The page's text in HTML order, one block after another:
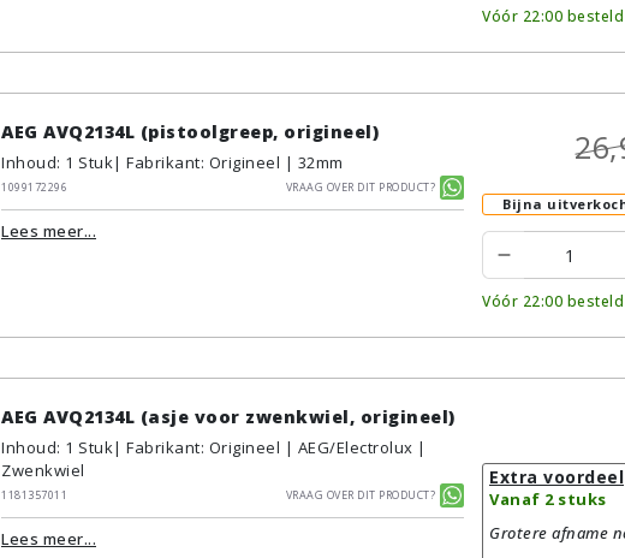
Vóór 22:00
AEG AVQ2134L (pistoolgreep, origineel)
Inhoud: 1 Stuk| Fabrikant: Origineel | 32mm
1099172296
Vraag over dit product?
Lees meer...
Bijna
Vóór 22:00
AEG AVQ2134L (asje voor zwenkwiel, origineel)
Inhoud: 1 Stuk| Fabrikant: Origineel | AEG/Electrolux |
Zwenkwiel
1181357011
Vraag over dit product?
Lees meer...
Extra voordeel
Vanaf 2 stuks
Grotere afname